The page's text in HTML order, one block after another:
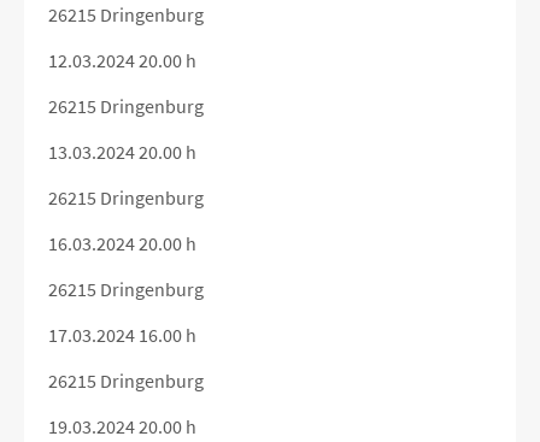
26215 Dringenburg
12.03.2024 20.00 h
26215 Dringenburg
13.03.2024 20.00 h
26215 Dringenburg
16.03.2024 20.00 h
26215 Dringenburg
17.03.2024 16.00 h
26215 Dringenburg
19.03.2024 20.00 h